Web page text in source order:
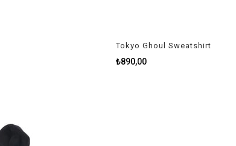
Tokyo Ghoul Sweatshirt
₺890,00